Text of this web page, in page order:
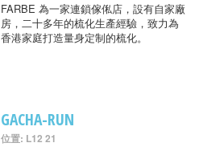
FARBE 為一家連鎖傢俬店，設有自家廠
房，二十多年的梳化生產經驗，致力為
香港家庭打造量身定制的梳化。
GACHA-RUN
位置: L12 21